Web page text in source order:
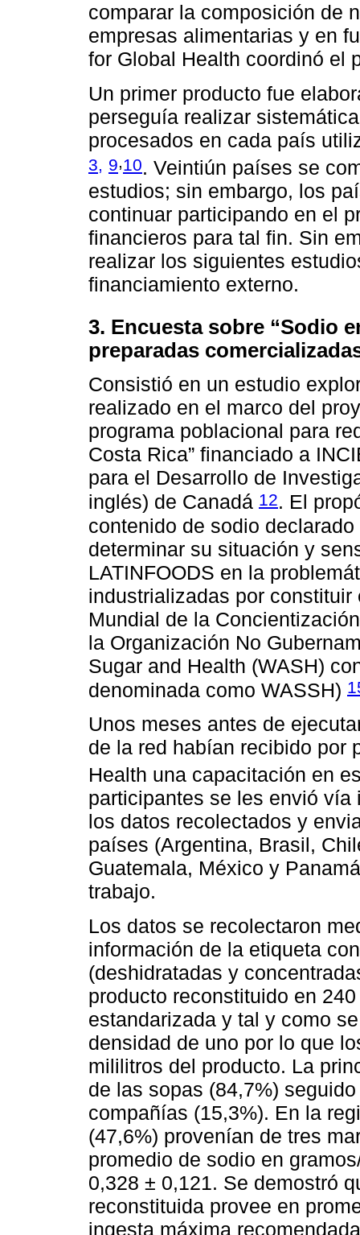
comparar la composición de
empresas alimentarias y en
for Global Health coordinó el
Un primer producto fue
perseguía realizar
procesados en cada país
3, 9,10. Veintiún países se
estudios; sin embargo, los
continuar participando en el
financieros para tal fin. Sin
realizar los siguientes
financiamiento externo.
3. Encuesta sobre “Sodio
preparadas
Consistió en un estudio
realizado en el marco del
programa poblacional para
Costa Rica” financiado a
para el Desarrollo de
inglés) de Canadá 12. El
contenido de sodio
determinar su situación y
LATINFOODS en la
industrializadas por
Mundial de la
la Organización No
Sugar and Health (WASH)
denominada como WASSH)
Unos meses antes de
de la red habían recibido por
Health una capacitación en
participantes se les envió vía
los datos recolectados y
países (Argentina, Brasil,
Guatemala, México y
trabajo.
Los datos se recolectaron
información de la etiqueta
(deshidratadas y
producto reconstituido en
estandarizada y tal y como
densidad de uno por lo que
mililitros del producto. La
de las sopas (84,7%)
compañías (15,3%). En la
(47,6%) provenían de tres
promedio de sodio en
0,328 ± 0,121. Se demostró
reconstituida provee en
ingesta máxima